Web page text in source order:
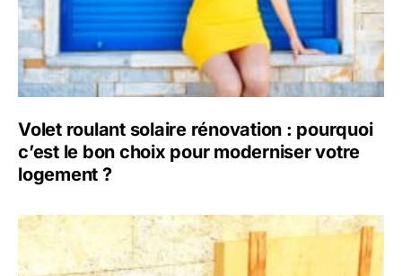
Volet roulant solaire rénovation : pourquoi
c’est le bon choix pour moderniser votre
logement ?